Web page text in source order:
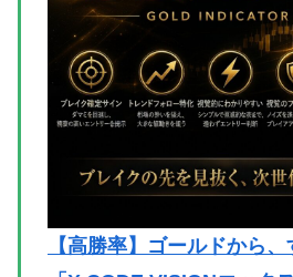
【高勝率】ゴールドから、